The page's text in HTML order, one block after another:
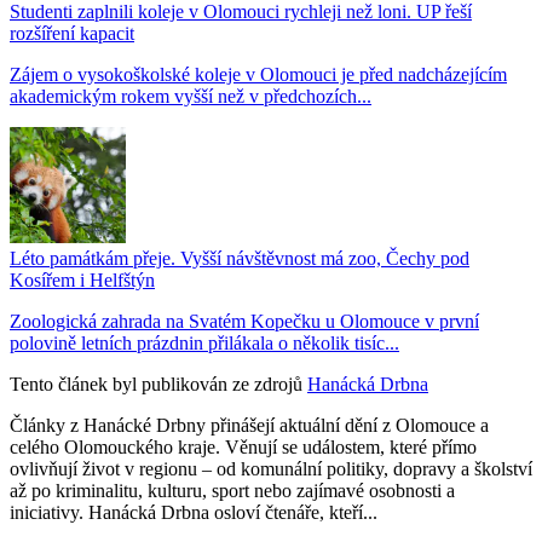
Studenti zaplnili koleje v Olomouci rychleji než loni. UP řeší
rozšíření kapacit
Zájem o vysokoškolské koleje v Olomouci je před nadcházejícím
akademickým rokem vyšší než v předchozích...
Léto památkám přeje. Vyšší návštěvnost má zoo, Čechy pod
Kosířem i Helfštýn
Zoologická zahrada na Svatém Kopečku u Olomouce v první
polovině letních prázdnin přilákala o několik tisíc...
Tento článek byl publikován ze zdrojů Hanácká Drbna
Články z Hanácké Drbny přinášejí aktuální dění z Olomouce a
celého Olomouckého kraje. Věnují se událostem, které přímo
ovlivňují život v regionu – od komunální politiky, dopravy a školství
až po kriminalitu, kulturu, sport nebo zajímavé osobnosti a
iniciativy. Hanácká Drbna osloví čtenáře, kteří...